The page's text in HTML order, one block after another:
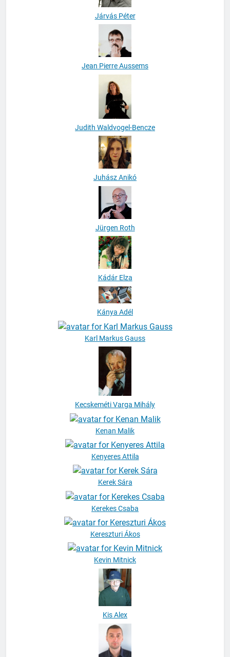
Járvás Péter
Jean Pierre Aussems
Judith Waldvogel-Bencze
Juhász Anikó
Jürgen Roth
Kádár Elza
Kánya Adél
Karl Markus Gauss
Kecskeméti Varga Mihály
Kenan Malik
Kenyeres Attila
Kerek Sára
Kerekes Csaba
Kereszturi Ákos
Kevin Mitnick
Kis Alex